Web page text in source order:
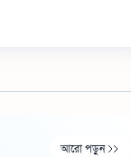
আরো পড়ুন